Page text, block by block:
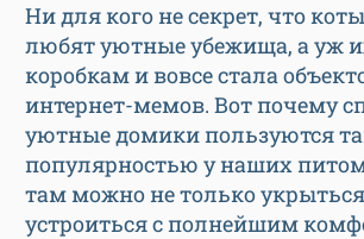
Ни для кого не секрет, что
любят уютные убежища, а уж
коробкам и вовсе стала
интернет-мемов. Вот почему
уютные домики пользуются
популярностью у наших
там можно не только
устроиться с полнейшим